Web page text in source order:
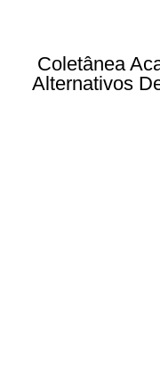
Coletânea
Alternativos